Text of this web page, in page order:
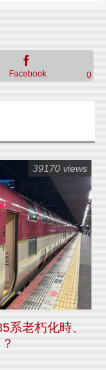
Facebook 0
系老朽化時、
39170 views